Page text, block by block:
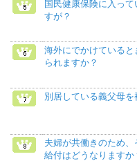
国民健康保険に入っ
すが？
海外にでかけている
られますか？
別居している義父母
夫婦が共働きのため
給付はどうなりますか